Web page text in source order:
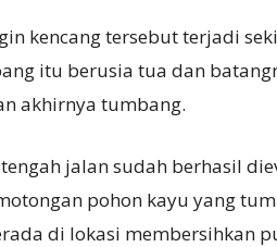
kencang tersebut terjadi
itu berusia tua dan
akhirnya tumbang.
jalan sudah berhasil
pohon kayu yang
di lokasi membersihkan